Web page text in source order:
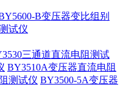
B变压器变比组别
试仪
三通道直流电阻测试
BY3510A变压器直流电阻
测试仪 BY3500-5A变压器